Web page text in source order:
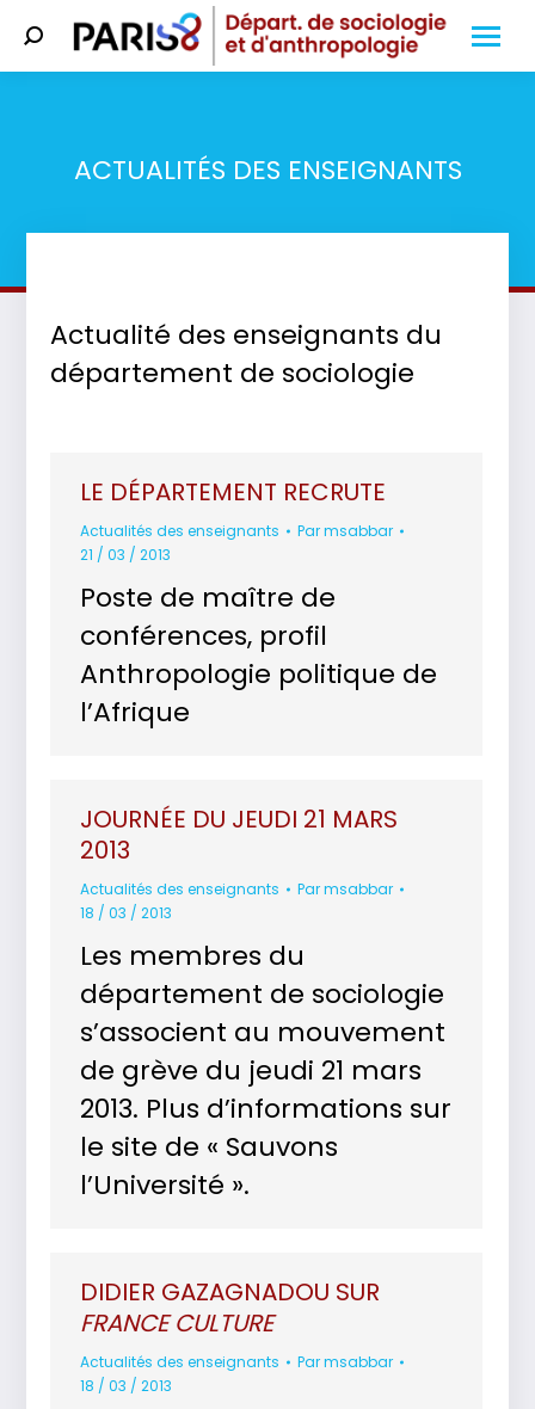
Search:
ACTUALITÉS DES ENSEIGNANTS
Actualité des enseignants du
département de sociologie
LE DÉPARTEMENT RECRUTE
Actualités des enseignants Parmsabbar
21 / 03 / 2013
Poste de maître de
conférences, profil
Anthropologie politique de
l’Afrique
JOURNÉE DU JEUDI 21 MARS
2013
Actualités des enseignants Parmsabbar
18 / 03 / 2013
Les membres du
département de sociologie
s’associent au mouvement
de grève du jeudi 21 mars
2013. Plus d’informations sur
le site de « Sauvons
l’Université ».
DIDIER GAZAGNADOU SUR
FRANCE CULTURE
Actualités des enseignants Parmsabbar
18 / 03 / 2013